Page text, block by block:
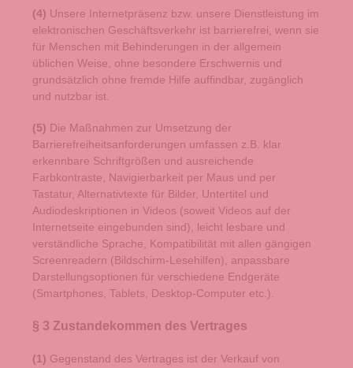
(4) Unsere Internetpräsenz bzw. unsere Dienstleistung im
elektronischen Geschäftsverkehr ist barrierefrei, wenn sie
für Menschen mit Behinderungen in der allgemein
üblichen Weise, ohne besondere Erschwernis und
grundsätzlich ohne fremde Hilfe auffindbar, zugänglich
und nutzbar ist.
(5) Die Maßnahmen zur Umsetzung der
Barrierefreiheitsanforderungen umfassen z.B. klar
erkennbare Schriftgrößen und ausreichende
Farbkontraste, Navigierbarkeit per Maus und per
Tastatur, Alternativtexte für Bilder, Untertitel und
Audiodeskriptionen in Videos (soweit Videos auf der
Internetseite eingebunden sind), leicht lesbare und
verständliche Sprache, Kompatibilität mit allen gängigen
Screenreadern (Bildschirm-Lesehilfen), anpassbare
Darstellungsoptionen für verschiedene Endgeräte
(Smartphones, Tablets, Desktop-Computer etc.).
§ 3 Zustandekommen des Vertrages
(1) Gegenstand des Vertrages ist der Verkauf von